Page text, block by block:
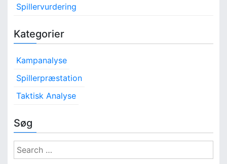
Spillervurdering
Kategorier
Kampanalyse
Spillerpræstation
Taktisk Analyse
Søg
S
e